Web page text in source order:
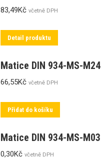
83,49Kč včetně DPH
Detail produktu
Matice DIN 934-MS-M24
66,55Kč včetně DPH
Přidat do košíku
Matice DIN 934-MS-M03
0,30Kč včetně DPH